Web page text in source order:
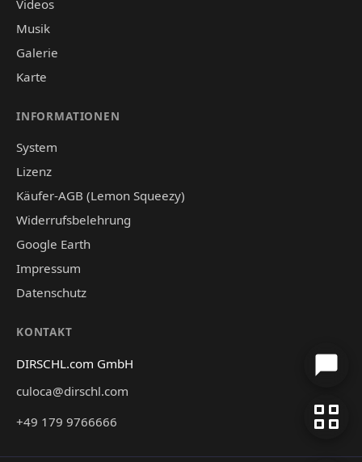
Videos
Musik
Galerie
Karte
INFORMATIONEN
System
Lizenz
Käufer-AGB (Lemon Squeezy)
Widerrufsbelehrung
Google Earth
Impressum
Datenschutz
KONTAKT
DIRSCHL.com GmbH
culoca@dirschl.com
+49 179 9766666